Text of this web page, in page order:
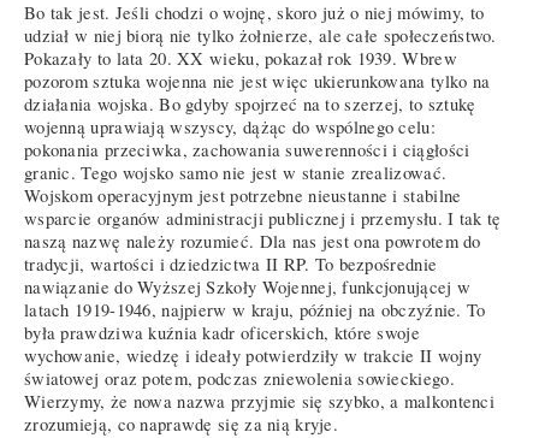
Bo tak jest. Jeśli chodzi o wojnę, skoro już o niej mówimy, to
udział w niej biorą nie tylko żołnierze, ale całe społeczeństwo.
Pokazały to lata 20. XX wieku, pokazał rok 1939. Wbrew
pozorom sztuka wojenna nie jest więc ukierunkowana tylko na
działania wojska. Bo gdyby spojrzeć na to szerzej, to sztukę
wojenną uprawiają wszyscy, dążąc do wspólnego celu:
pokonania przeciwka, zachowania suwerenności i ciągłości
granic. Tego wojsko samo nie jest w stanie zrealizować.
Wojskom operacyjnym jest potrzebne nieustanne i stabilne
wsparcie organów administracji publicznej i przemysłu. I tak tę
naszą nazwę należy rozumieć. Dla nas jest ona powrotem do
tradycji, wartości i dziedzictwa II RP. To bezpośrednie
nawiązanie do Wyższej Szkoły Wojennej, funkcjonującej w
latach 1919-1946, najpierw w kraju, później na obczyźnie. To
była prawdziwa kuźnia kadr oficerskich, które swoje
wychowanie, wiedzę i ideały potwierdziły w trakcie II wojny
światowej oraz potem, podczas zniewolenia sowieckiego.
Wierzymy, że nowa nazwa przyjmie się szybko, a malkontenci
zrozumieją, co naprawdę się za nią kryje.